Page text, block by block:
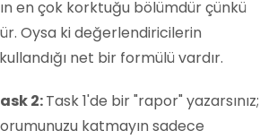
en çok korktuğu bölümdür çünkü
Oysa ki değerlendiricilerin
net bir formülü vardır.
2:Task 1'de bir "rapor" yazarsınız;
katmayın sadece